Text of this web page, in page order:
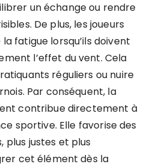
un échange ou rendre
De plus, les joueurs
fatigue lorsqu’ils doivent
l’effet du vent. Cela
réguliers ou nuire
Par conséquent, la
contribue directement à
sportive. Elle favorise des
plus justes et plus
cet élément dès la